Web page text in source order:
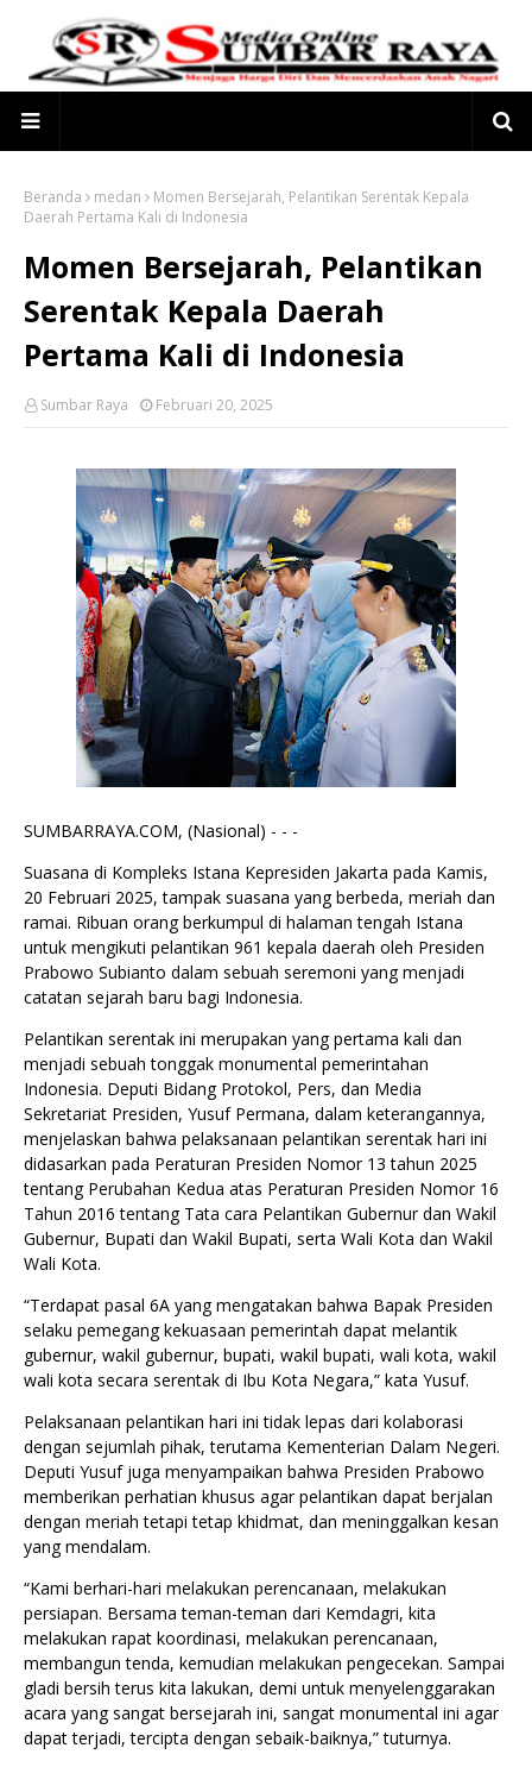
Beranda medan
Momen Bersejarah, Pelantikan Serentak Kepala
Daerah Pertama Kali di Indonesia
Momen Bersejarah, Pelantikan
Serentak Kepala Daerah
Pertama Kali di Indonesia
Sumbar Raya Februari 20, 2025
SUMBARRAYA.COM, (Nasional) - - -
Suasana di Kompleks Istana Kepresiden Jakarta pada Kamis,
20 Februari 2025, tampak suasana yang berbeda, meriah dan
ramai. Ribuan orang berkumpul di halaman tengah Istana
untuk mengikuti pelantikan 961 kepala daerah oleh Presiden
Prabowo Subianto dalam sebuah seremoni yang menjadi
catatan sejarah baru bagi Indonesia.
Pelantikan serentak ini merupakan yang pertama kali dan
menjadi sebuah tonggak monumental pemerintahan
Indonesia. Deputi Bidang Protokol, Pers, dan Media
Sekretariat Presiden, Yusuf Permana, dalam keterangannya,
menjelaskan bahwa pelaksanaan pelantikan serentak hari ini
didasarkan pada Peraturan Presiden Nomor 13 tahun 2025
tentang Perubahan Kedua atas Peraturan Presiden Nomor 16
Tahun 2016 tentang Tata cara Pelantikan Gubernur dan Wakil
Gubernur, Bupati dan Wakil Bupati, serta Wali Kota dan Wakil
Wali Kota.
“Terdapat pasal 6A yang mengatakan bahwa Bapak Presiden
selaku pemegang kekuasaan pemerintah dapat melantik
gubernur, wakil gubernur, bupati, wakil bupati, wali kota, wakil
wali kota secara serentak di Ibu Kota Negara,” kata Yusuf.
Pelaksanaan pelantikan hari ini tidak lepas dari kolaborasi
dengan sejumlah pihak, terutama Kementerian Dalam Negeri.
Deputi Yusuf juga menyampaikan bahwa Presiden Prabowo
memberikan perhatian khusus agar pelantikan dapat berjalan
dengan meriah tetapi tetap khidmat, dan meninggalkan kesan
yang mendalam.
“Kami berhari-hari melakukan perencanaan, melakukan
persiapan. Bersama teman-teman dari Kemdagri, kita
melakukan rapat koordinasi, melakukan perencanaan,
membangun tenda, kemudian melakukan pengecekan. Sampai
gladi bersih terus kita lakukan, demi untuk menyelenggarakan
acara yang sangat bersejarah ini, sangat monumental ini agar
dapat terjadi, tercipta dengan sebaik-baiknya,” tuturnya.